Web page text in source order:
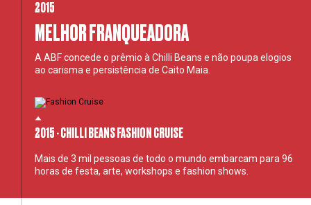
2015
MELHOR FRANQUEADORA
A ABF concede o prêmio à Chilli Beans e não poupa elogios
ao carisma e persistência de Caito Maia.
2015 - CHILLI BEANS FASHION CRUISE
Mais de 3 mil pessoas de todo o mundo embarcam para 96
horas de festa, arte, workshops e fashion shows.